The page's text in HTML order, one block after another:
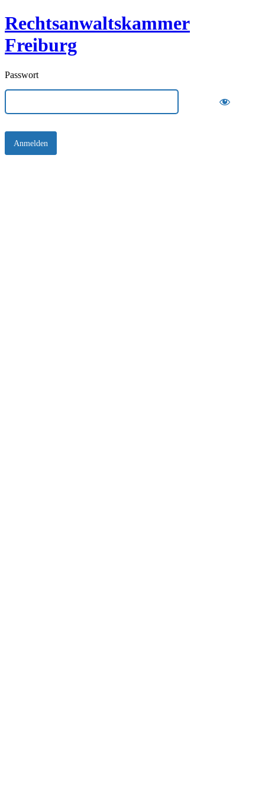
Rechtsanwaltskammer
Freiburg
Passwort